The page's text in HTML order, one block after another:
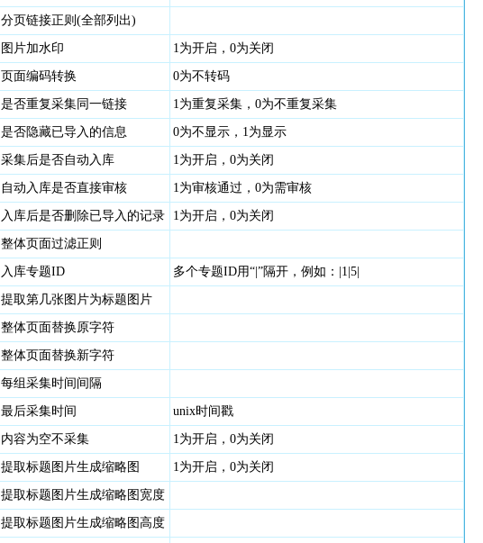
分页链接正则(全部列出)
图片加水印 1为开启，0为关闭
页面编码转换 0为不转码
是否重复采集同一链接 1为重复采集，0为不重复采集
是否隐藏已导入的信息 0为不显示，1为显示
采集后是否自动入库 1为开启，0为关闭
自动入库是否直接审核 1为审核通过，0为需审核
入库后是否删除已导入的记录 1为开启，0为关闭
整体页面过滤正则
入库专题ID 多个专题ID用“|”隔开，例如：|1|5|
提取第几张图片为标题图片
整体页面替换原字符
整体页面替换新字符
每组采集时间间隔
最后采集时间 unix时间戳
内容为空不采集 1为开启，0为关闭
提取标题图片生成缩略图 1为开启，0为关闭
提取标题图片生成缩略图宽度
提取标题图片生成缩略图高度